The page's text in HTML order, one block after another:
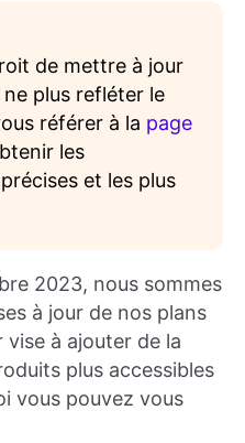
de mettre à jour
plus refléter le
référer à la page
les
et les plus
2023, nous sommes
à jour de nos plans
à ajouter de la
plus accessibles
vous pouvez vous